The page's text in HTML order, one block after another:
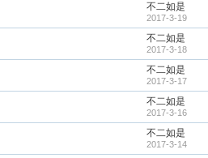
不二如是
2017-3-19
不二如是
2017-3-18
不二如是
2017-3-17
不二如是
2017-3-16
不二如是
2017-3-14